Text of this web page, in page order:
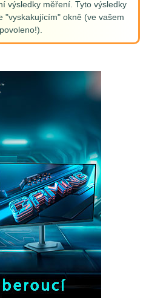
výsledky měření. Tyto výsledky
"vyskakujícím" okně (ve vašem